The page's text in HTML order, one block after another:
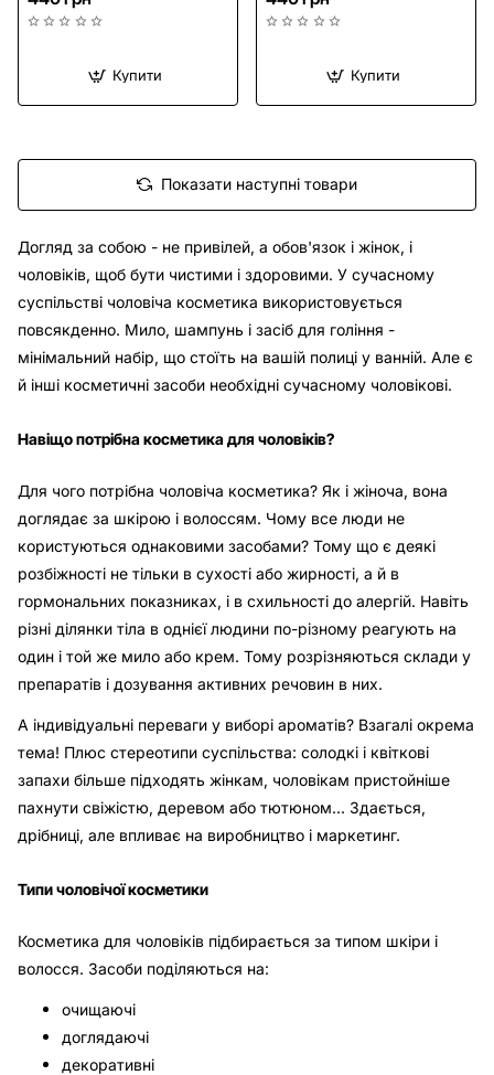
Догляд за собою - не привілей, а обов'язок і жінок, і
чоловіків, щоб бути чистими і здоровими. У сучасному
суспільстві чоловіча косметика використовується
повсякденно. Мило, шампунь і засіб для гоління -
мінімальний набір, що стоїть на вашій полиці у ванній. Але є
й інші косметичні засоби необхідні сучасному чоловікові.
Навіщо потрібна косметика для чоловіків?
Для чого потрібна чоловіча косметика? Як і жіноча, вона
доглядає за шкірою і волоссям. Чому все люди не
користуються однаковими засобами? Тому що є деякі
розбіжності не тільки в сухості або жирності, а й в
гормональних показниках, і в схильності до алергій. Навіть
різні ділянки тіла в однієї людини по-різному реагують на
один і той же мило або крем. Тому розрізняються склади у
препаратів і дозування активних речовин в них.
А індивідуальні переваги у виборі ароматів? Взагалі окрема
тема! Плюс стереотипи суспільства: солодкі і квіткові
запахи більше підходять жінкам, чоловікам пристойніше
пахнути свіжістю, деревом або тютюном... Здається,
дрібниці, але впливає на виробництво і маркетинг.
Типи чоловічої косметики
Косметика для чоловіків підбирається за типом шкіри і
волосся. Засоби поділяються на:
очищаючі
доглядаючі
декоративні
Купити Купити
Показати наступні товари